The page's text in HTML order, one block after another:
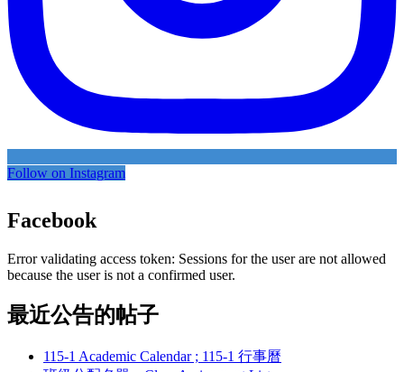
Follow on Instagram
Facebook
Error validating access token: Sessions for the user are not allowed
because the user is not a confirmed user.
最近公告的帖子
115-1 Academic Calendar ; 115-1 行事曆